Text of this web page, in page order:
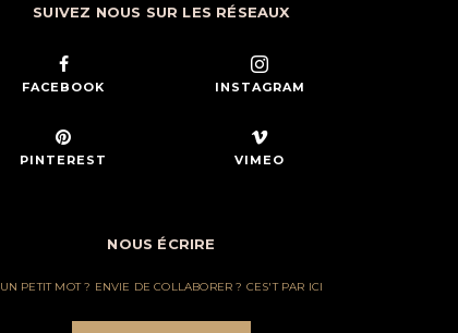
SUIVEZ NOUS SUR LES RÉSEAUX
FACEBOOK INSTAGRAM
PINTEREST VIMEO
NOUS ÉCRIRE
UN PETIT MOT ? ENVIE DE COLLABORER ? CES'T PAR ICI